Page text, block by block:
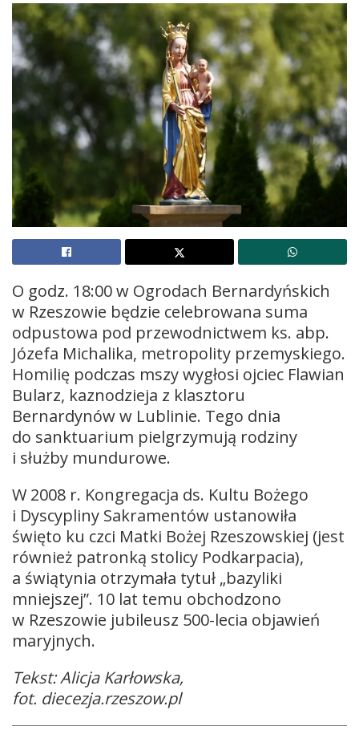
O godz. 18:00 w Ogrodach Bernardyńskich
w Rzeszowie będzie celebrowana suma
odpustowa pod przewodnictwem ks. abp.
Józefa Michalika, metropolity przemyskiego.
Homilię podczas mszy wygłosi ojciec Flawian
Bularz, kaznodzieja z klasztoru
Bernardynów w Lublinie. Tego dnia
do sanktuarium pielgrzymują rodziny
i służby mundurowe.
W 2008 r. Kongregacja ds. Kultu Bożego
i Dyscypliny Sakramentów ustanowiła
święto ku czci Matki Bożej Rzeszowskiej (jest
również patronką stolicy Podkarpacia),
a świątynia otrzymała tytuł „bazyliki
mniejszej”. 10 lat temu obchodzono
w Rzeszowie jubileusz 500-lecia objawień
maryjnych.
Tekst: Alicja Karłowska,
fot. diecezja.rzeszow.pl